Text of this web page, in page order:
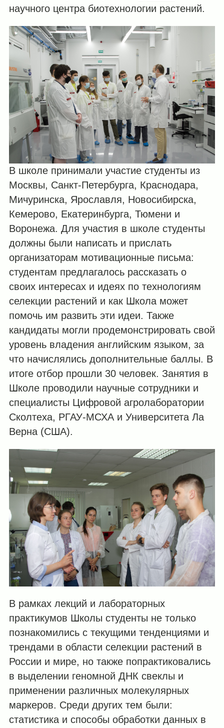
научного центра биотехнологии растений.
В школе принимали участие студенты из
Москвы, Санкт-Петербурга, Краснодара,
Мичуринска, Ярославля, Новосибирска,
Кемерово, Екатеринбурга, Тюмени и
Воронежа. Для участия в школе студенты
должны были написать и прислать
организаторам мотивационные письма:
студентам предлагалось рассказать о
своих интересах и идеях по технологиям
селекции растений и как Школа может
помочь им развить эти идеи. Также
кандидаты могли продемонстрировать свой
уровень владения английским языком, за
что начислялись дополнительные баллы. В
итоге отбор прошли 30 человек. Занятия в
Школе проводили научные сотрудники и
специалисты Цифровой агролаборатории
Сколтеха, РГАУ-МСХА и Университета Ла
Верна (США).
В рамках лекций и лабораторных
практикумов Школы студенты не только
познакомились с текущими тенденциями и
трендами в области селекции растений в
России и мире, но также попрактиковались
в выделении геномной ДНК свеклы и
применении различных молекулярных
маркеров. Среди других тем были:
статистика и способы обработки данных в